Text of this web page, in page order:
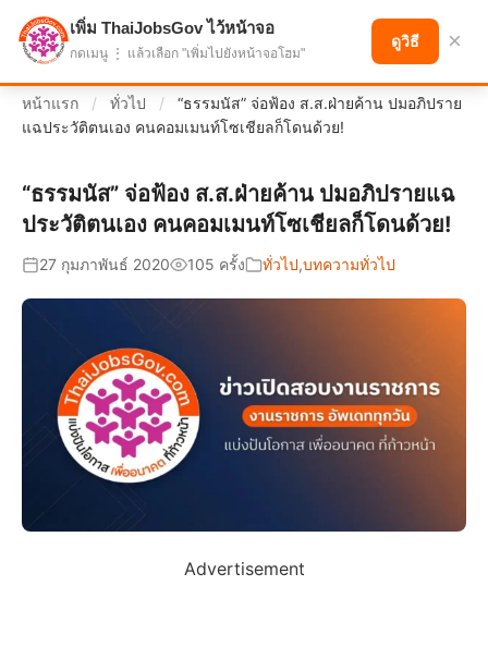
แบ่งปันโอกาส เพื่ออนาคตที่ก้าวหน้า
หน้าแรก / ทั่วไป /
“ธรรมนัส” จ่อฟ้อง ส.ส.ฝ่ายค้าน ปมอภิปราย
แฉประวัติตนเอง คนคอมเมนท์โซเชียลก็โดนด้วย!
“ธรรมนัส” จ่อฟ้อง ส.ส.ฝ่ายค้าน ปมอภิปรายแฉ
ประวัติตนเอง คนคอมเมนท์โซเชียลก็โดนด้วย!
27 กุมภาพันธ์ 2020 105 ครั้ง ทั่วไป,บทความทั่วไป
Advertisement
เพิ่ม ThaiJobsGov ไว้หน้าจอ
กดเมนู ⋮ แล้วเลือก "เพิ่มไปยังหน้าจอโฮม"
ดูวิธี ×